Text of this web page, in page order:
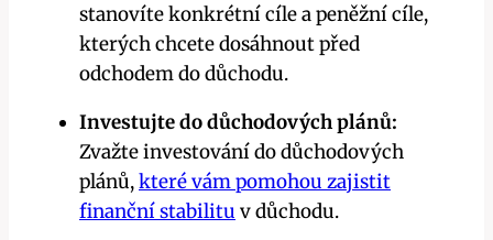
stanovíte konkrétní cíle a peněžní cíle,
kterých chcete dosáhnout před
odchodem do důchodu.
Investujte do důchodových plánů:
Zvažte investování do důchodových
plánů,které vám pomohou zajistit
finanční stabilitu v důchodu.